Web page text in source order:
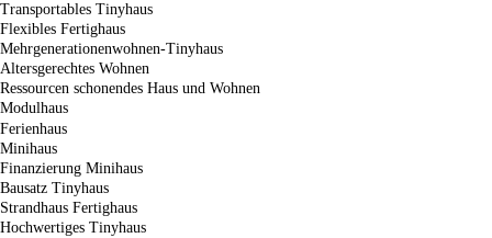
Transportables Tinyhaus
Flexibles Fertighaus
Mehrgenerationenwohnen-Tinyhaus
Altersgerechtes Wohnen
Ressourcen schonendes Haus und Wohnen
Modulhaus
Ferienhaus
Minihaus
Finanzierung Minihaus
Bausatz Tinyhaus
Strandhaus Fertighaus
Hochwertiges Tinyhaus